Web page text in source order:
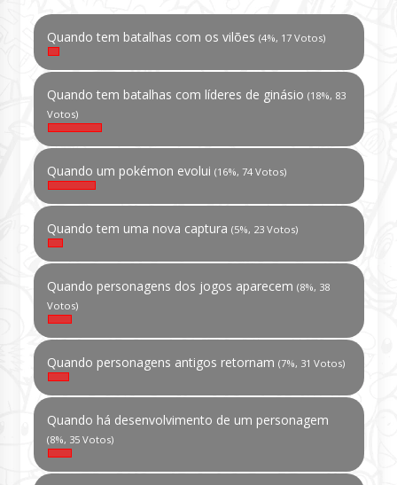
Quando tem batalhas com os vilões (4%, 17 Votos)
Quando tem batalhas com líderes de ginásio (18%, 83
Votos)
Quando um pokémon evolui (16%, 74 Votos)
Quando tem uma nova captura (5%, 23 Votos)
Quando personagens dos jogos aparecem (8%, 38
Votos)
Quando personagens antigos retornam (7%, 31 Votos)
Quando há desenvolvimento de um personagem
(8%, 35 Votos)